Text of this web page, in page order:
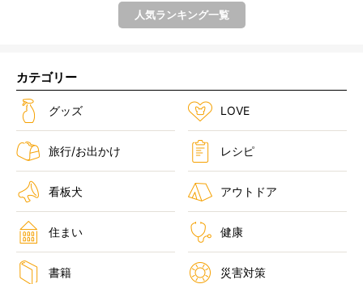
人気ランキング一覧
カテゴリー
グッズ LOVE
旅行/お出かけ レシピ
看板犬 アウトドア
住まい 健康
書籍 災害対策